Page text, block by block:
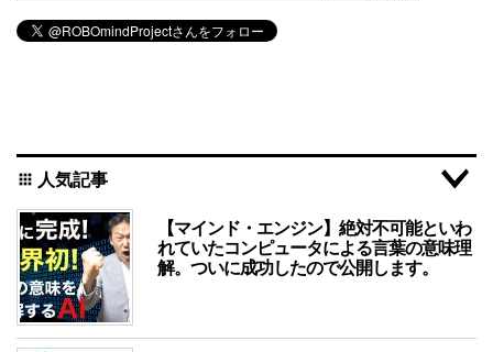
apps 人気記事
【マインド・エンジン】絶対不可能といわ
れていたコンピュータによる言葉の意味理
解。ついに成功したので公開します。